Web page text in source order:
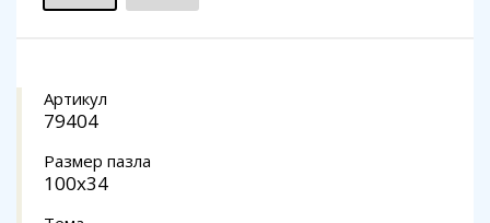
Артикул
79404
Размер пазла
100x34